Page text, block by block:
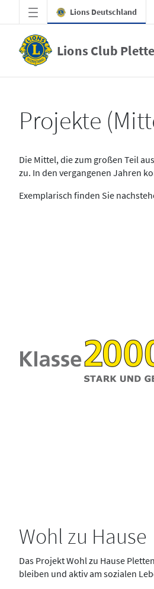
Zum Hauptinhalt springen
Lions Deutschland
Lions Club
Projekte
Die Mittel, die zum großen Teil
zu. In den vergangenen Jahren
Exemplarisch finden Sie
Wohl zu Hause
Das Projekt Wohl zu Hause
bleiben und aktiv am sozialen